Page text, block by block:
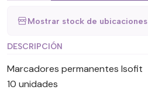
Mostrar stock de ubicaciones
DESCRIPCIÓN
Marcadores permanentes Isofit
10 unidades